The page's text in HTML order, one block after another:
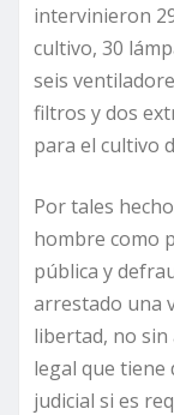
intervinieron
cultivo, 30
seis
filtros y dos
para el cultivo
Por tales
hombre como
pública y
arrestado una
libertad, no sin
legal que tiene
judicial si es